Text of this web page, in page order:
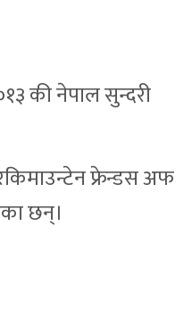
की नेपाल सुन्दरी
फ्रेन्डस अफ
छन्।